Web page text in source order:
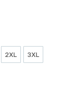
2XL 3XL